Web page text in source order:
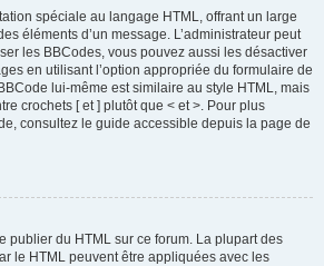
spéciale au langage HTML, offrant un large
éléments d’un message. L’administrateur peut
les BBCodes, vous pouvez aussi les désactiver
en utilisant l’option appropriée du formulaire de
lui-même est similaire au style HTML, mais
crochets [ et ] plutôt que < et >. Pour plus
consultez le guide accessible depuis la page de
publier du HTML sur ce forum. La plupart des
le HTML peuvent être appliquées avec les